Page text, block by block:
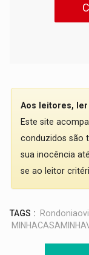
Aos leitores,
Este site
conduzidos são
sua inocência
se ao leitor
TAGS :